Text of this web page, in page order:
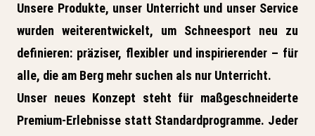
Unsere Produkte, unser Unterricht und unser Service
wurden weiterentwickelt, um Schneesport neu zu
definieren: präziser, flexibler und inspirierender – für
alle, die am Berg mehr suchen als nur Unterricht.
Unser neues Konzept steht für maßgeschneiderte
Premium-Erlebnisse statt Standardprogramme. Jeder